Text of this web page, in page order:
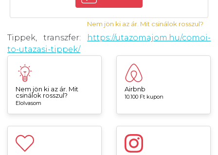
Nem jön ki az ár. Mit csinálok rosszul?
Tippek, transzfer:
https://utazomajom.hu/comoi-
to-utazasi-tippek/
Nem jön ki az ár. Mit
csinálok rosszul?
Elolvasom
Airbnb
10.100 Ft kupon